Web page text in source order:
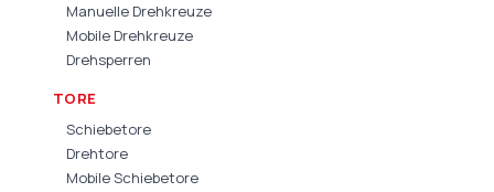
Manuelle Drehkreuze
Mobile Drehkreuze
Drehsperren
TORE
Schiebetore
Drehtore
Mobile Schiebetore